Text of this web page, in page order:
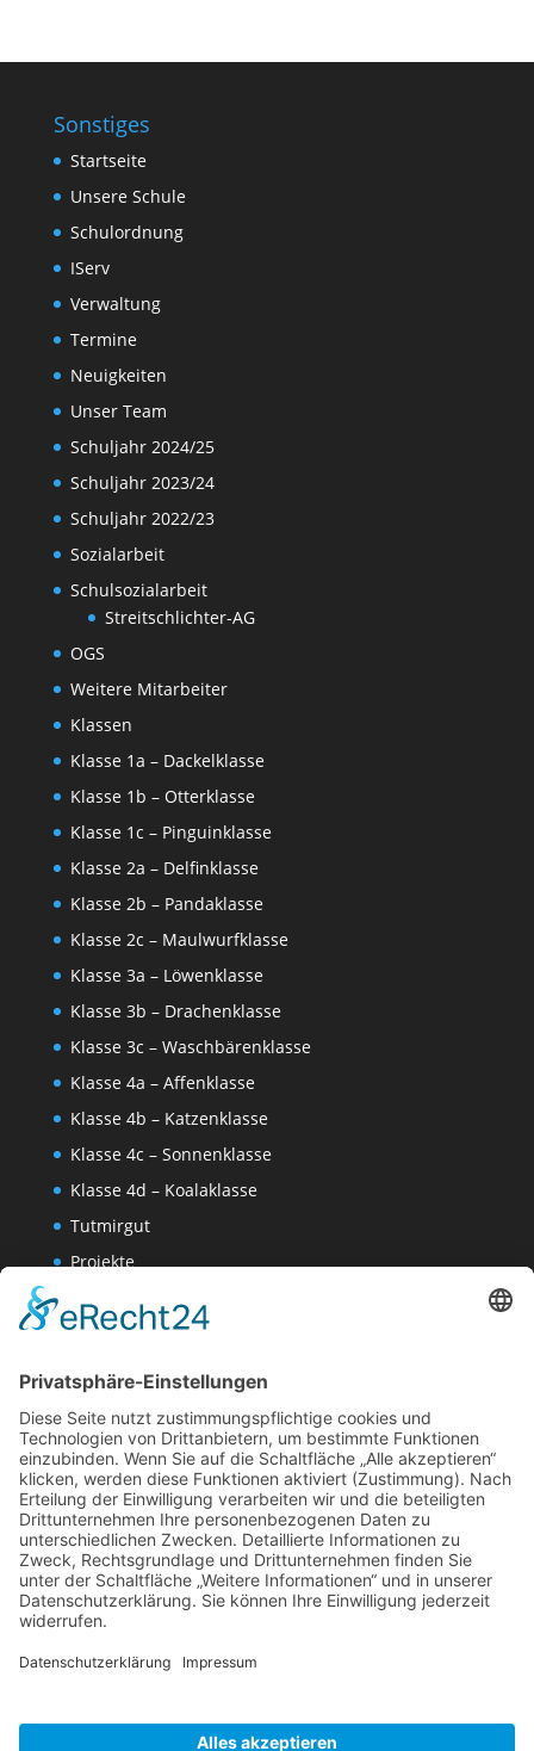
Sonstiges
Startseite
Unsere Schule
Schulordnung
IServ
Verwaltung
Termine
Neuigkeiten
Unser Team
Schuljahr 2024/25
Schuljahr 2023/24
Schuljahr 2022/23
Sozialarbeit
Schulsozialarbeit
Streitschlichter-AG
OGS
Weitere Mitarbeiter
Klassen
Klasse 1a – Dackelklasse
Klasse 1b – Otterklasse
Klasse 1c – Pinguinklasse
Klasse 2a – Delfinklasse
Klasse 2b – Pandaklasse
Klasse 2c – Maulwurfklasse
Klasse 3a – Löwenklasse
Klasse 3b – Drachenklasse
Klasse 3c – Waschbärenklasse
Klasse 4a – Affenklasse
Klasse 4b – Katzenklasse
Klasse 4c – Sonnenklasse
Klasse 4d – Koalaklasse
Tutmirgut
Projekte
Wissenschaften-AG
Datenschutzerklärung
Website Administration
Datenschutzerklärung